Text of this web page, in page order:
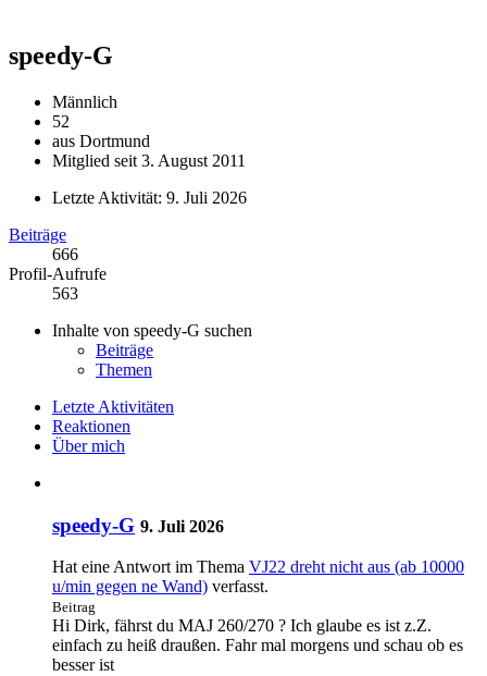
speedy-G
Männlich
52
aus Dortmund
Mitglied seit 3. August 2011
Letzte Aktivität: 9. Juli 2026
Beiträge
666
Profil-Aufrufe
563
Inhalte von speedy-G suchen
Beiträge
Themen
Letzte Aktivitäten
Reaktionen
Über mich
speedy-G 9. Juli 2026
Hat eine Antwort im Thema VJ22 dreht nicht aus (ab 10000
u/min gegen ne Wand) verfasst.
Beitrag
Hi Dirk, fährst du MAJ 260/270 ? Ich glaube es ist z.Z.
einfach zu heiß draußen. Fahr mal morgens und schau ob es
besser ist